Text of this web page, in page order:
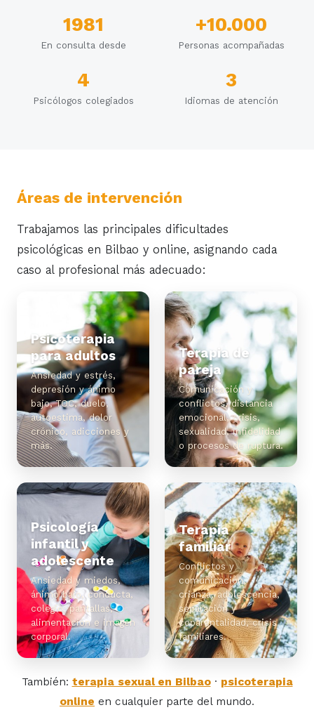
1981
En consulta desde
+10.000
Personas acompañadas
4
Psicólogos colegiados
3
Idiomas de atención
Áreas de intervención
Trabajamos las principales dificultades
psicológicas en Bilbao y online, asignando cada
caso al profesional más adecuado:
Psicoterapia
para adultos
Ansiedad y estrés,
depresión y ánimo
bajo, TOC, duelo,
autoestima, dolor
crónico, adicciones y
más.
Terapia de
pareja
Comunicación y
conflictos, distancia
emocional, crisis,
sexualidad, infidelidad
o procesos de ruptura.
Psicología
infantil y
adolescente
Ansiedad y miedos,
ánimo bajo, conducta,
colegio, pantallas,
alimentación e imagen
corporal.
Terapia
familiar
Conflictos y
comunicación,
crianza, adolescencia,
separación y
coparentalidad, crisis
familiares.
También: terapia sexual en Bilbao· psicoterapia
online en cualquier parte del mundo.